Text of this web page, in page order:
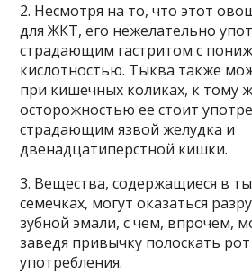
2. Несмотря на то, что этот
для ЖКТ, его нежелательно
страдающим гастритом с
кислотностью. Тыква также
при кишечных коликах, к тому
осторожностью ее стоит
страдающим язвой желудка и
двенадцатиперстной кишки.
3. Вещества, содержащиеся в
семечках, могут оказаться
зубной эмали, с чем, впрочем,
заведя привычку полоскать
употребления.